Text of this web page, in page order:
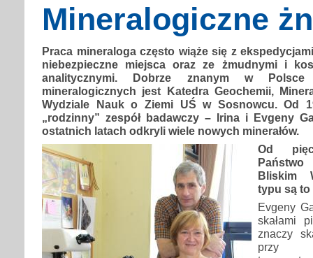
Mineralogiczne
Praca mineraloga często wiąże się z
niebezpieczne miejsca oraz ze żmudnymi i
analitycznymi. Dobrze znanym w Polsce
mineralogicznych jest Katedra Geochemii,
Wydziale Nauk o Ziemi UŚ w Sosnowcu. Od
„rodzinny” zespół badawczy – Irina i Evgeny
ostatnich latach odkryli wiele nowych minerałów.
Od
Państwo
Bliskim
typu są to
Evgeny
skałami
znaczy
przy